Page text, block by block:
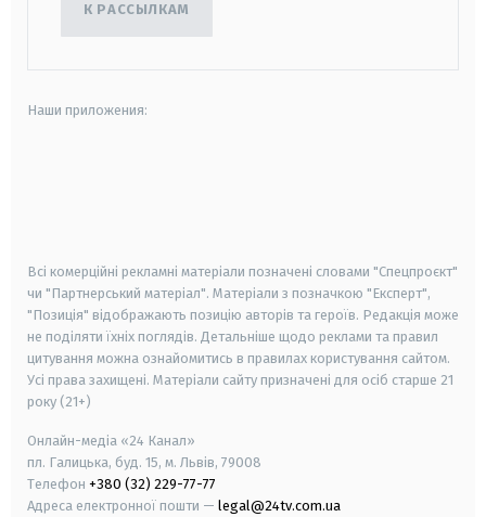
К РАССЫЛКАМ
Наши приложения:
Всі комерційні рекламні матеріали позначені словами "Спецпроєкт"
чи "Партнерський матеріал". Матеріали з позначкою "Експерт",
"Позиція" відображають позицію авторів та героїв. Редакція може
не поділяти їхніх поглядів. Детальніше щодо реклами та правил
цитування можна ознайомитись в правилах користування сайтом.
Усі права захищені. Матеріали сайту призначені для осіб старше 21
року (21+)
Онлайн-медіа «24 Канал»
пл. Галицька, буд. 15, м. Львів, 79008
Телефон +380 (32) 229-77-77
Адреса електронної пошти — legal@24tv.com.ua